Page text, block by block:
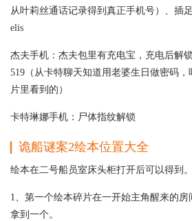
从叶莉丝通话记录得到真正手机号）、插
elis
杰夫手机：杰夫包里有充电宝，充电后解
519（从卡特聊天知道用老婆生日做密码，
片里看到的）
卡特琳娜手机：尸体指纹解锁
诡船谜案2绘本位置大全
绘本在二号船员室床头柜打开后可以得到。
1、第一个绘本碎片在一开始主角醒来的
拿到一个。